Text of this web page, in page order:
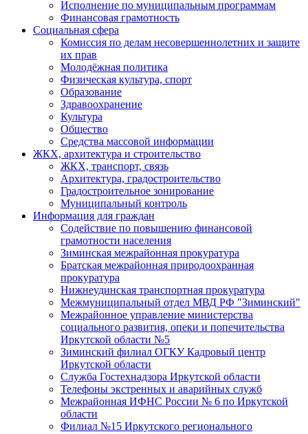
Исполнение по муниципальным программам
Финансовая грамотность
Социальная сфера
Комиссия по делам несовершеннолетних и защите
их прав
Молодёжная политика
Физическая культура, спорт
Образование
Здравоохранение
Культура
Общество
Средства массовой информации
ЖКХ, архитектура и строительство
ЖКХ, транспорт, связь
Архитектура, градостроительство
Градостроительное зонирование
Муниципальный контроль
Информация для граждан
Содействие по повышению финансовой
грамотности населения
Зиминская межрайонная прокуратура
Братская межрайонная природоохранная
прокуратура
Нижнеудинская транспортная прокуратура
Межмуниципальный отдел МВД РФ "Зиминский"
Межрайонное управление министерства
социального развития, опеки и попечительства
Иркутской области №5
Зиминский филиал ОГКУ Кадровый центр
Иркутской области
Служба Гостехнадзора Иркутской области
Телефоны экстренных и аварийных служб
Межрайонная ИФНС России № 6 по Иркутской
области
Филиал №15 Иркутского регионального